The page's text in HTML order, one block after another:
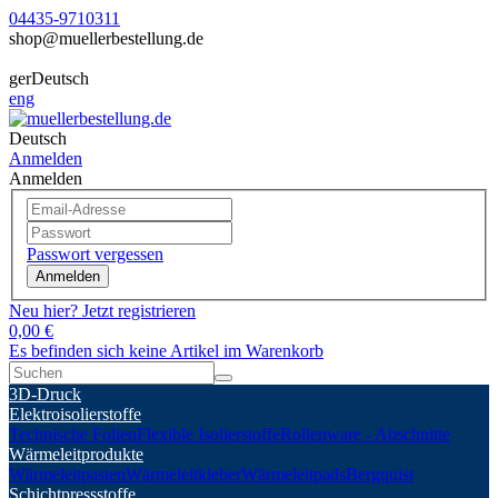
04435-9710311
shop@muellerbestellung.de
gerDeutsch
eng
Deutsch
Anmelden
Anmelden
Passwort vergessen
Anmelden
Neu hier? Jetzt registrieren
0,00 €
Es befinden sich keine Artikel im Warenkorb
3D-Druck
Elektroisolierstoffe
Technische FolienFlexible IsolierstoffeRollenware - Abschnitte
Wärmeleitprodukte
WärmeleitpastenWärmeleitkleberWärmeleitpadsBergquist
Schichtpressstoffe